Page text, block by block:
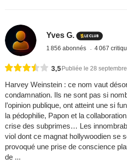
Yves G.
1 856 abonnés 4 067
3,5 Publiée le 28
Harvey Weinstein : ce nom vaut
condamnation. Ils ne sont pas si
l’opinion publique, ont atteint une si
la pédophilie, Papon et la
crise des subprimes… Les
viol dont ce magnat hollywoodien se
provoqué une prise de conscience
de ...